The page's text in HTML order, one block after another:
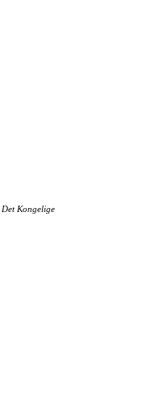
Det Kongelige